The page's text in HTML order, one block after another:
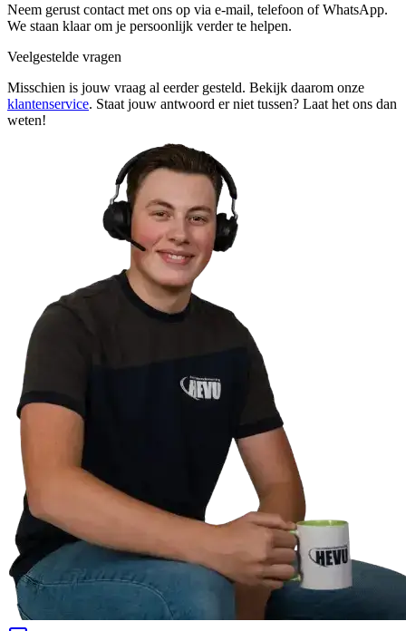
Neem gerust contact met ons op via e-mail, telefoon of WhatsApp.
We staan klaar om je persoonlijk verder te helpen.
Veelgestelde vragen
Misschien is jouw vraag al eerder gesteld. Bekijk daarom onze
klantenservice. Staat jouw antwoord er niet tussen? Laat het ons dan
weten!